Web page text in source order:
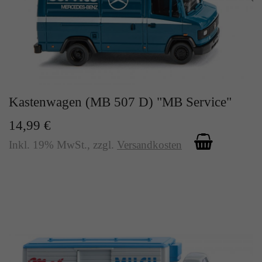
Kastenwagen (MB 507 D) "MB Service"
14,99 €
Inkl. 19% MwSt., zzgl. Versandkosten
Zweck
Solange es gesetzt ist, werden bestimmte
Datenübertragungen unterbunden.